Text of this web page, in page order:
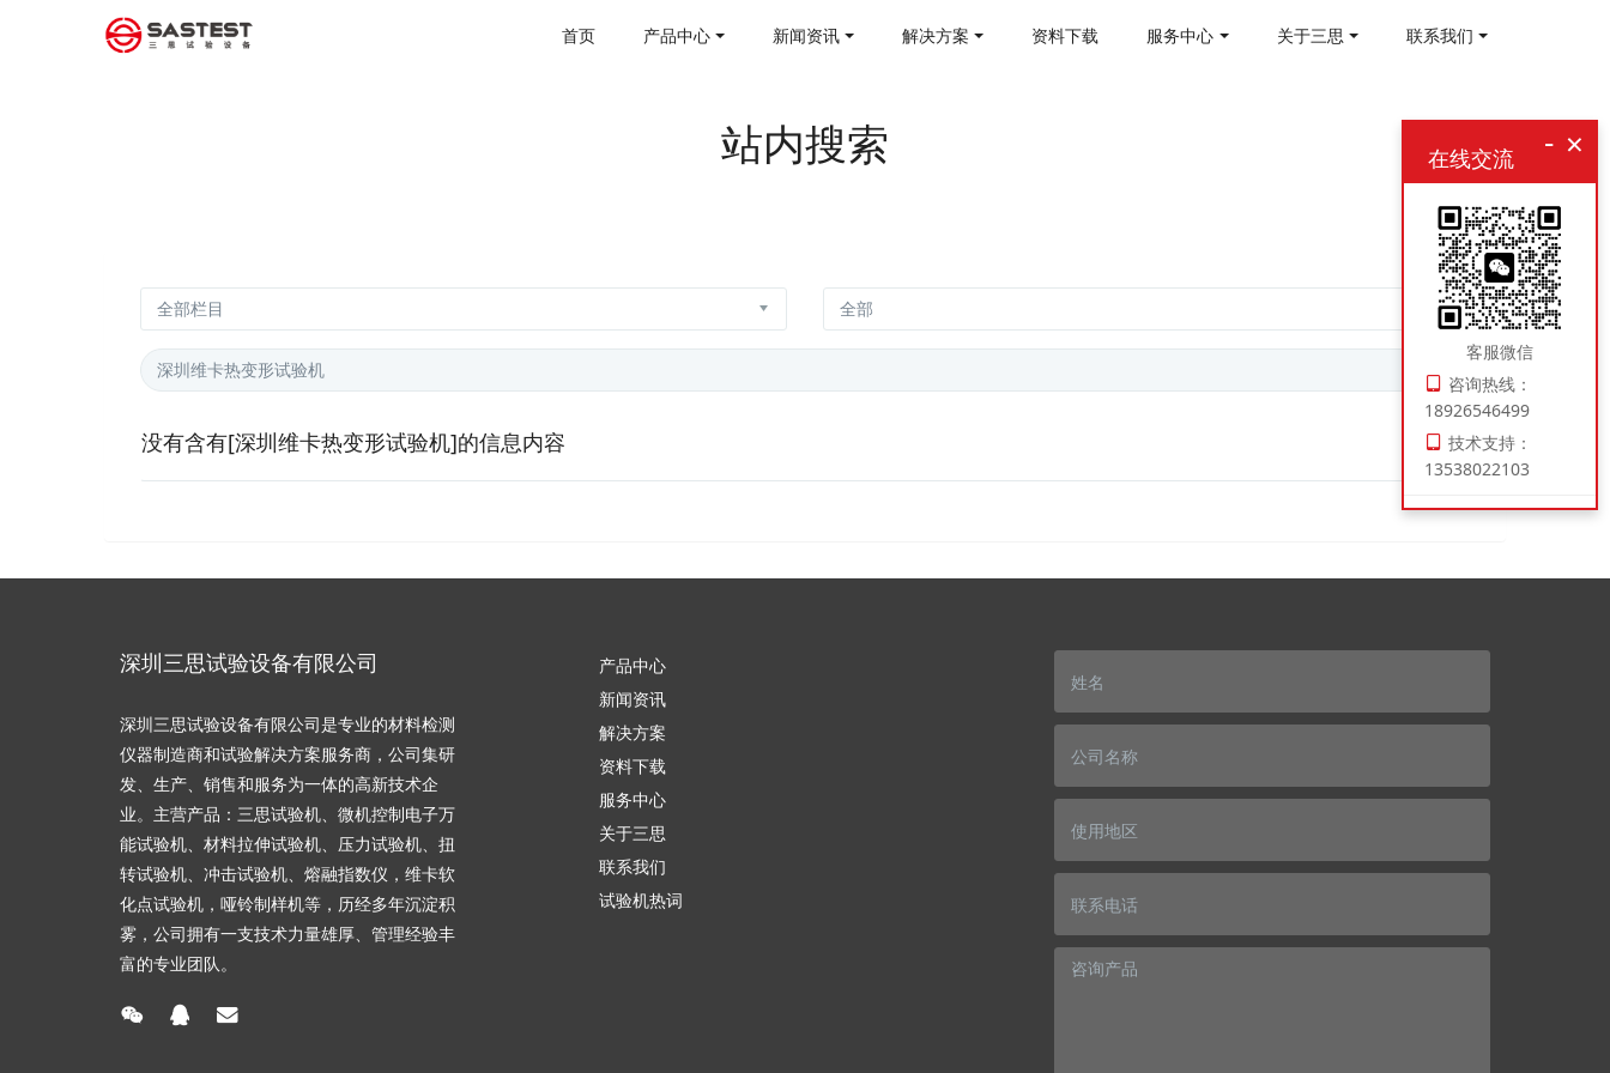
首页 产品中心 新闻资讯 解决方案 资料下载 服务中心 关于三思 联系我们
站内搜索
没有含有[深圳维卡热变形试验机]的信息内容
深圳三思试验设备有限公司
深圳三思试验设备有限公司是专业的材料检测
仪器制造商和试验解决方案服务商，公司集研
发、生产、销售和服务为一体的高新技术企
业。主营产品：三思试验机、微机控制电子万
能试验机、材料拉伸试验机、压力试验机、扭
转试验机、冲击试验机、熔融指数仪，维卡软
化点试验机，哑铃制样机等，历经多年沉淀积
雾，公司拥有一支技术力量雄厚、管理经验丰
富的专业团队。
产品中心
新闻资讯
解决方案
资料下载
服务中心
关于三思
联系我们
试验机热词
×
-
在线交流
客服微信
咨询热线：
18926546499
技术支持：
13538022103